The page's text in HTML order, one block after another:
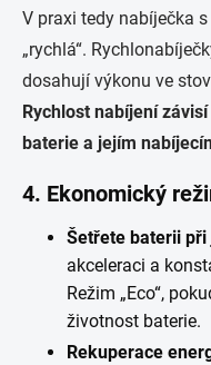
V praxi tedy nabíječka
„rychlá“.
dosahují výkonu ve
Rychlost nabíjení
baterie a jejím
4. Ekonomický
Šetřete baterii při
akceleraci a
Režim „Eco“,
životnost baterie.
Rekuperace